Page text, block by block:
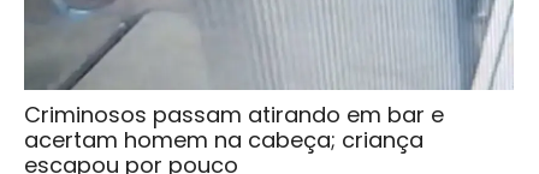
Criminosos passam atirando em bar e
acertam homem na cabeça; criança
escapou por pouco